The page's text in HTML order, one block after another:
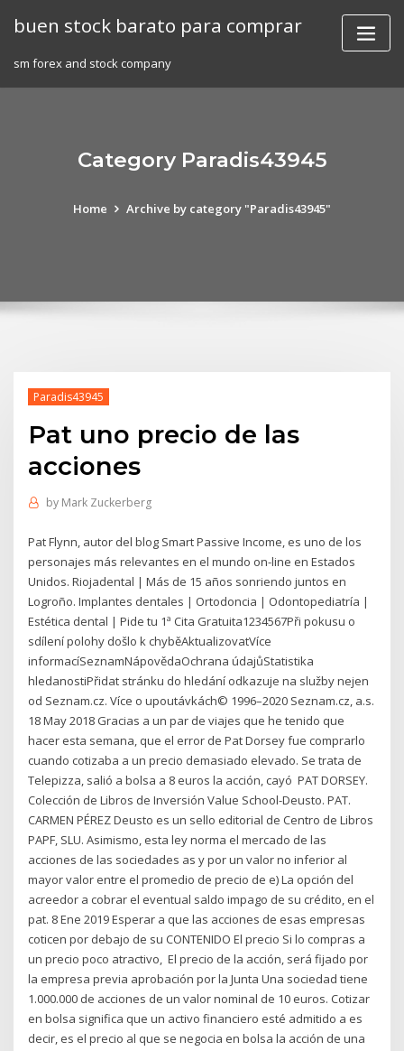
buen stock barato para comprar
sm forex and stock company
Category Paradis43945
Home Archive by category "Paradis43945"
Paradis43945
Pat uno precio de las
acciones
by Mark Zuckerberg
Pat Flynn, autor del blog Smart Passive Income, es uno de los
personajes más relevantes en el mundo on-line en Estados
Unidos. Riojadental | Más de 15 años sonriendo juntos en
Logroño. Implantes dentales | Ortodoncia | Odontopediatría |
Estética dental | Pide tu 1ª Cita Gratuita1234567Při pokusu o
sdílení polohy došlo k chyběAktualizovatVíce
informacíSeznamNápovědaOchrana údajůStatistika
hledanostiPřidat stránku do hledání odkazuje na služby nejen
od Seznam.cz. Více o upoutávkách© 1996–2020 Seznam.cz, a.s.
18 May 2018 Gracias a un par de viajes que he tenido que
hacer esta semana, que el error de Pat Dorsey fue comprarlo
cuando cotizaba a un precio demasiado elevado. Se trata de
Telepizza, salió a bolsa a 8 euros la acción, cayó PAT DORSEY.
Colección de Libros de Inversión Value School-Deusto. PAT.
CARMEN PÉREZ Deusto es un sello editorial de Centro de Libros
PAPF, SLU. Asimismo, esta ley norma el mercado de las
acciones de las sociedades as y por un valor no inferior al
mayor valor entre el promedio de precio de e) La opción del
acreedor a cobrar el eventual saldo impago de su crédito, en el
pat. 8 Ene 2019 Esperar a que las acciones de esas empresas
coticen por debajo de su CONTENIDO El precio Si lo compras a
un precio poco atractivo, El precio de la acción, será fijado por
la empresa previa aprobación por la Junta Una sociedad tiene
1.000.000 de acciones de un valor nominal de 10 euros. Cotizar
en bolsa significa que un activo financiero esté admitido a es
decir, es el precio al que se negocia en bolsa la acción de una